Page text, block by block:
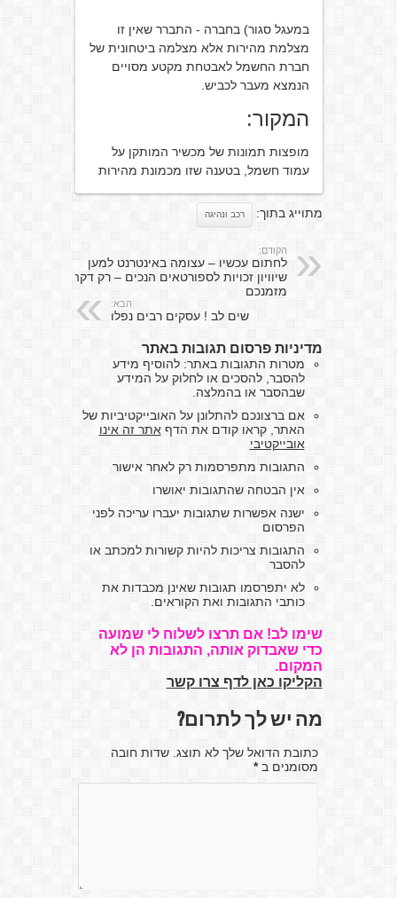
במעגל סגור) בחברה - התברר שאין זו
מצלמת מהירות אלא מצלמה ביטחונית של
חברת החשמל לאבטחת מקטע מסויים
הנמצא מעבר לכביש.
המקור:
מופצות תמונות של מכשיר המותקן על
עמוד חשמל, בטענה שזו מכמונת מהירות
מתוייג בתוך: רכב ונהיגה
הקודם:
לחתום עכשיו – עצומה באינטרנט למען
שיוויון זכויות לספורטאים הנכים – רק דקה
מזמנכם
הבא:
שים לב ! עסקים רבים נפלו
מדיניות פרסום תגובות באתר
מטרות התגובות באתר: להוסיף מידע
להסבר, להסכים או לחלוק על המידע
שבהסבר או בהמלצה.
אם ברצונכם להתלונן על האובייקטיביות של
האתר, קראו קודם את הדףאתר זה אינו
אובייקטיבי
התגובות מתפרסמות רק לאחר אישור
אין הבטחה שהתגובות יאושרו
ישנה אפשרות שתגובות יעברו עריכה לפני
הפרסום
התגובות צריכות להיות קשורות למכתב או
להסבר
לא יתפרסמו תגובות שאינן מכבדות את
כותבי התגובות ואת הקוראים.
שימו לב! אם תרצו לשלוח לי שמועה
כדי שאבדוק אותה, התגובות הן לא
המקום.
הקליקו כאן לדף צרו קשר
מה יש לך לתרום?
כתובת הדואל שלך לא תוצג. שדות חובה
מסומנים ב*